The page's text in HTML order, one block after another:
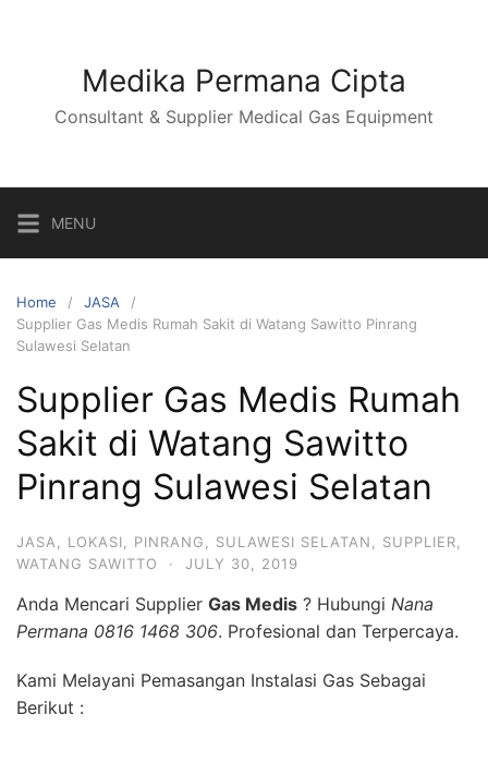
Medika Permana Cipta
Consultant & Supplier Medical Gas Equipment
MENU
Home
JASA
Supplier Gas Medis Rumah Sakit di Watang Sawitto Pinrang
Sulawesi Selatan
Supplier Gas Medis Rumah
Sakit di Watang Sawitto
Pinrang Sulawesi Selatan
JASA LOKASI PINRANG SULAWESI SELATAN SUPPLIER
WATANG SAWITTO
· JULY 30, 2019
Anda Mencari Supplier Gas Medis ? Hubungi Nana
Permana 0816 1468 306. Profesional dan Terpercaya.
Kami Melayani Pemasangan Instalasi Gas Sebagai
Berikut :